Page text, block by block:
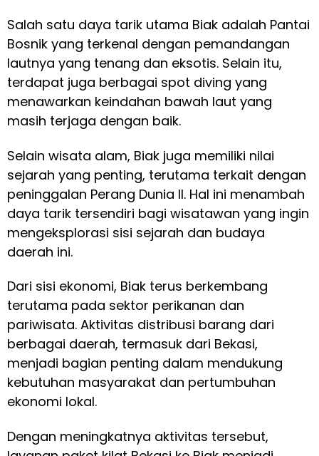
Salah satu daya tarik utama Biak adalah Pantai
Bosnik yang terkenal dengan pemandangan
lautnya yang tenang dan eksotis. Selain itu,
terdapat juga berbagai spot diving yang
menawarkan keindahan bawah laut yang
masih terjaga dengan baik.
Selain wisata alam, Biak juga memiliki nilai
sejarah yang penting, terutama terkait dengan
peninggalan Perang Dunia II. Hal ini menambah
daya tarik tersendiri bagi wisatawan yang ingin
mengeksplorasi sisi sejarah dan budaya
daerah ini.
Dari sisi ekonomi, Biak terus berkembang
terutama pada sektor perikanan dan
pariwisata. Aktivitas distribusi barang dari
berbagai daerah, termasuk dari Bekasi,
menjadi bagian penting dalam mendukung
kebutuhan masyarakat dan pertumbuhan
ekonomi lokal.
Dengan meningkatnya aktivitas tersebut,